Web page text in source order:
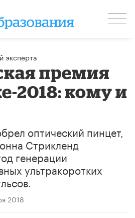
эксперта
премия
2018: кому и
оптический пинцет,
Стрикленд
генерации
ультракоротких
2018